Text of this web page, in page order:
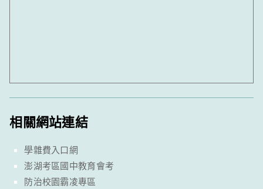
相關網站連結
學雜費入口網
澎湖考區國中教育會考
防治校園霸凌專區